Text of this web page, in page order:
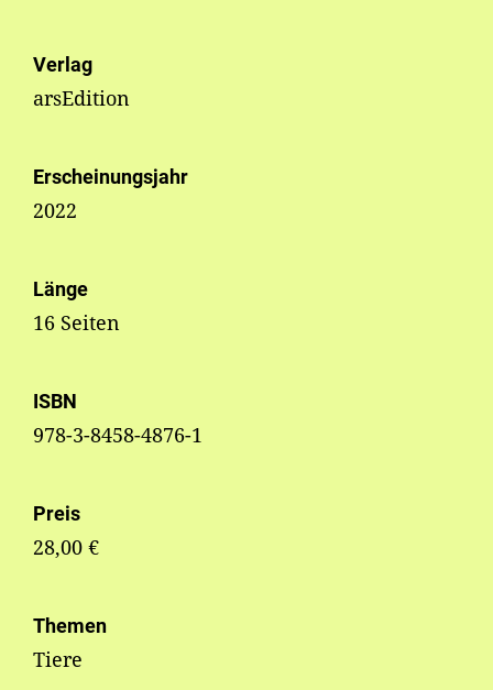
Verlag
arsEdition
Erscheinungsjahr
2022
Länge
16 Seiten
ISBN
978-3-8458-4876-1
Preis
28,00 €
Themen
Tiere